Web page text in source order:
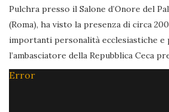
Pulchra presso il Salone d’Onore del
(Roma), ha visto la presenza di circa
importanti personalità ecclesiastiche e
l’ambasciatore della Repubblica Ceca
Error